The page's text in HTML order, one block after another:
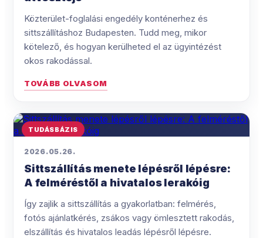
Közterület-foglalási engedély konténerhez és
sittszállításhoz Budapesten. Tudd meg, mikor
kötelező, és hogyan kerülheted el az ügyintézést
okos rakodással.
TOVÁBB OLVASOM
TUDÁSBÁZIS
2026.05.26.
Sittszállítás menete lépésről lépésre:
A felméréstől a hivatalos lerakóig
Így zajlik a sittszállítás a gyakorlatban: felmérés,
fotós ajánlatkérés, zsákos vagy ömlesztett rakodás,
elszállítás és hivatalos leadás lépésről lépésre.